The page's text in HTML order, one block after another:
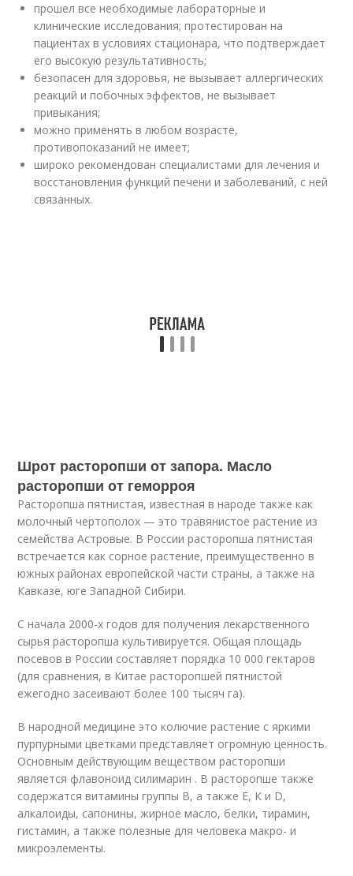
прошел все необходимые лабораторные и
клинические исследования; протестирован на
пациентах в условиях стационара, что подтверждает
его высокую результативность;
безопасен для здоровья, не вызывает аллергических
реакций и побочных эффектов, не вызывает
привыкания;
можно применять в любом возрасте,
противопоказаний не имеет;
широко рекомендован специалистами для лечения и
восстановления функций печени и заболеваний, с ней
связанных.
Шрот расторопши от запора. Масло
расторопши от геморроя
Расторопша пятнистая, известная в народе также как
молочный чертополох — это травянистое растение из
семейства Астровые. В России расторопша пятнистая
встречается как сорное растение, преимущественно в
южных районах европейской части страны, а также на
Кавказе, юге Западной Сибири.
С начала 2000-х годов для получения лекарственного
сырья расторопша культивируется. Общая площадь
посевов в России составляет порядка 10 000 гектаров
(для сравнения, в Китае расторопшей пятнистой
ежегодно засеивают более 100 тысяч га).
В народной медицине это колючие растение с яркими
пурпурными цветками представляет огромную ценность.
Основным действующим веществом расторопши
является флавоноид силимарин . В расторопше также
содержатся витамины группы В, а также Е, К и D,
алкалоиды, сапонины, жирное масло, белки, тирамин,
гистамин, а также полезные для человека макро- и
микроэлементы.